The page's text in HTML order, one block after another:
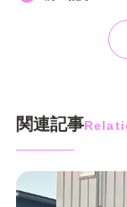
関連記事